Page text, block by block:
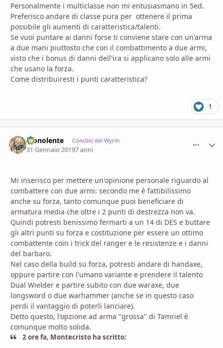
Personalmente i multiclasse non mi entusiasmano in 5ed.
Preferisco andare di classe pura per ottenere il prima
possibile gli aumenti di caratteristica/talenti.
Se vuoi puntare ai danni forse ti conviene stare con un'arma
a due mani piuttosto che con il combattimento a due armi,
visto che i bonus di danni dell'ira si applicano solo alle armi
che usano la forza.
Come distribuiresti i punti caratteristica?
1
Monolente Concilio dei Wyrm
31 Gennaio 20197 anni
Mi inserisco per mettere un'opinione personale riguardo al
combattere con due armi: secondo me è fattibilissimo
anche su forza, tanto comunque puoi beneficiare di
armatura media che oltre i 2 punti di destrezza non va.
Quindi potresti benissimo fermarti a un 14 di DES e buttare
gli altri punti su forza e costituzione per essere un ottimo
combattente coin i trick del ranger e le resistenze e i danni
del barbaro.
Nel caso della build su forza, potresti andare di handaxe,
oppure partire con l'umano variante e prendere il talento
Dual Wielder e partire subito con due waraxe, due
longsword o due warhammer (anche se in questo caso
perdi il vantaggio di poterli lanciare).
Detto questo, l'opzione ad arma "grossa" di Tamriel è
comunque molto solida.
2 ore fa, Montecristo ha scritto: